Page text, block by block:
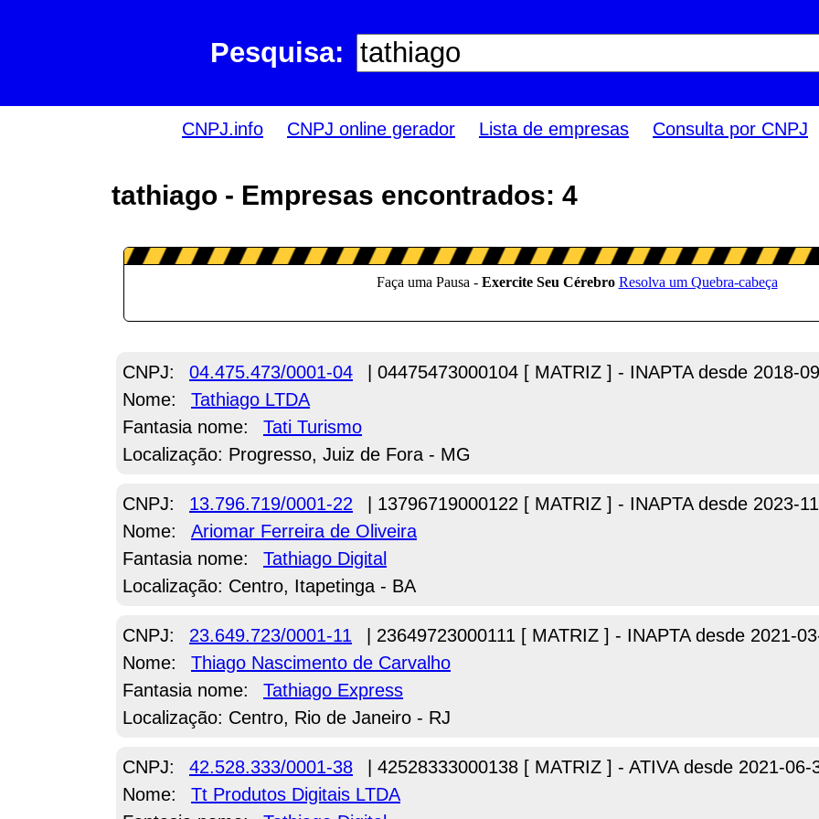
Pesquisa:
CNPJ.info CNPJ online gerador Lista de empresas Consulta por CNPJ
tathiago - Empresas encontrados: 4
CNPJ: 04.475.473/0001-04
| 04475473000104 [ MATRIZ ] - INAPTA desde 2018-
Nome:
Tathiago LTDA
Fantasia nome:
Tati Turismo
Localização: Progresso, Juiz de Fora - MG
CNPJ: 13.796.719/0001-22
| 13796719000122 [ MATRIZ ] - INAPTA desde 2023-
Nome:
Ariomar Ferreira de Oliveira
Fantasia nome:
Tathiago Digital
Localização: Centro, Itapetinga - BA
CNPJ: 23.649.723/0001-11
| 23649723000111 [ MATRIZ ] - INAPTA desde 2021-
Nome:
Thiago Nascimento de Carvalho
Fantasia nome:
Tathiago Express
Localização: Centro, Rio de Janeiro - RJ
CNPJ: 42.528.333/0001-38
| 42528333000138 [ MATRIZ ] - ATIVA desde 2021-06-
Nome:
Tt Produtos Digitais LTDA